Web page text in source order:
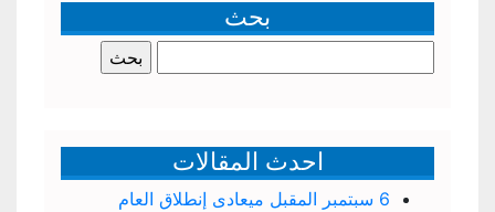
بحث
عن:
احدث المقالات
6 سبتمبر المقبل ميعادى إنطلاق العام